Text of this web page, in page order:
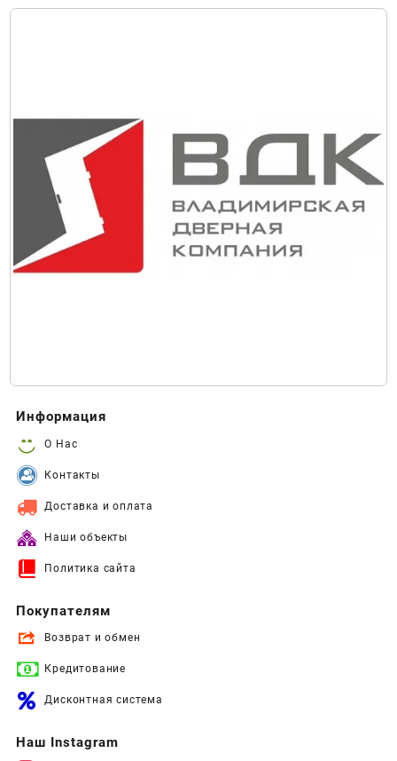
Информация
О Нас
Контакты
Доставка и оплата
Наши объекты
Политика сайта
Покупателям
Возврат и обмен
Кредитование
Дисконтная система
Наш Instagram